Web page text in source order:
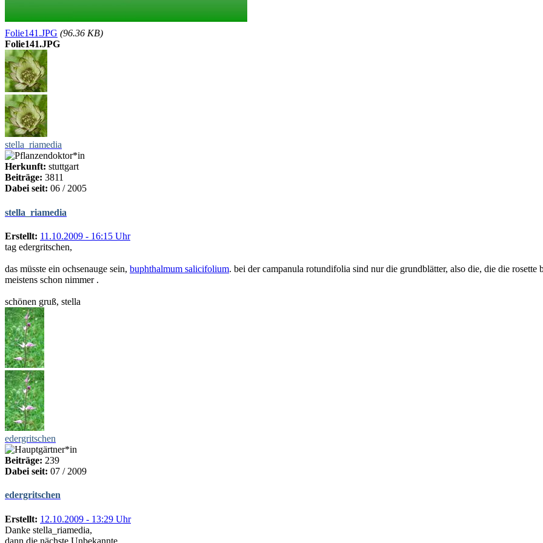
Folie141.JPG (96.36 KB)
Folie141.JPG
stella_riamedia
Herkunft: stuttgart
Beiträge: 3811
Dabei seit: 06 / 2005
stella_riamedia
Erstellt: 11.10.2009 - 16:15 Uhr
tag edergritschen,
das müsste ein ochsenauge sein, buphthalmum salicifolium. bei der campanula rotundifolia sind nur die grundblätter, also die, die die
meistens schon nimmer .
schönen gruß, stella
edergritschen
Beiträge: 239
Dabei seit: 07 / 2009
edergritschen
Erstellt: 12.10.2009 - 13:29 Uhr
Danke stella_riamedia,
dann die nächste Unbekannte.